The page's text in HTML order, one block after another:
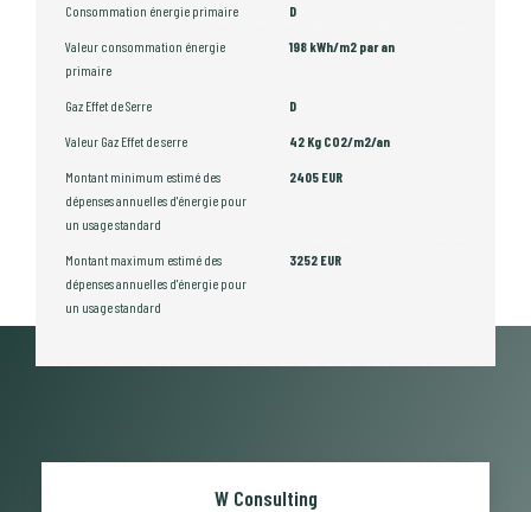
Consommation énergie primaire D
Valeur consommation énergie
primaire
198 kWh/m2 par an
Gaz Effet de Serre D
Valeur Gaz Effet de serre 42 Kg CO2/m2/an
Montant minimum estimé des
dépenses annuelles d'énergie pour
un usage standard
2405 EUR
Montant maximum estimé des
dépenses annuelles d'énergie pour
un usage standard
3252 EUR
W Consulting